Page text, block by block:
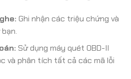
Ghi nhận các triệu chứng và
Sử dụng máy quét OBD-II
và phân tích tất cả các mã lỗi